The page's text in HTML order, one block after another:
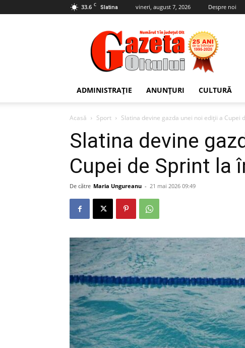
33.6 C Slatina vineri, august 7, 2026 Despre noi
Gazeta
Oltului
ADMINISTRAȚIE ANUNȚURI CULTURĂ
Acasă Sport Slatina devine gazda unei noi ediții a Cupei
Slatina devine
Cupei de Sprint la
De către Maria Ungureanu - 21 mai 2026 09:49